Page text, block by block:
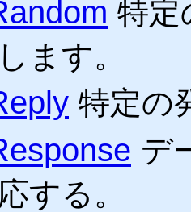
特定
ます。
特定の
デ
する。